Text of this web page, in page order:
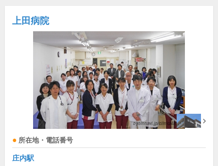
上田病院
所在地・電話番号
庄内駅